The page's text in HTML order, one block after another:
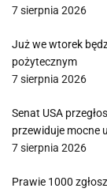
7 sierpnia 2026
Już we wtorek
pożytecznym
7 sierpnia 2026
Senat USA
przewiduje mocne
7 sierpnia 2026
Prawie 1000